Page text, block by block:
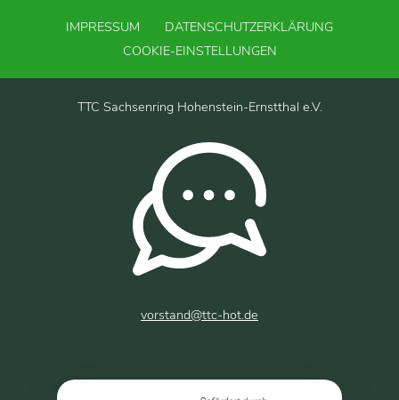
IMPRESSUM
DATENSCHUTZERKLÄRUNG
COOKIE-EINSTELLUNGEN
TTC Sachsenring Hohenstein-Ernstthal e.V.
vorstand@ttc-hot.de